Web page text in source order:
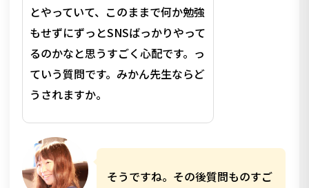
とやっていて、このままで何か勉強
もせずにずっとSNSばっかりやって
るのかなと思うすごく心配です。っ
ていう質問です。みかん先生ならど
うされますか。
そうですね。その後質問ものすご